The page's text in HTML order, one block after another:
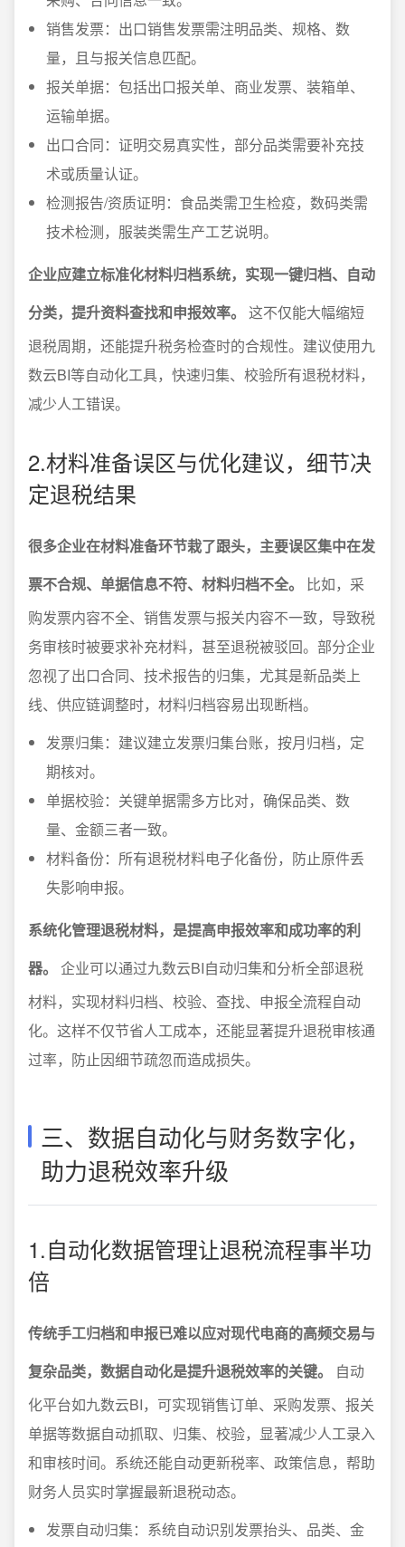
销售发票：出口销售发票需注明品类、规格、数
量，且与报关信息匹配。
报关单据：包括出口报关单、商业发票、装箱单、
运输单据。
出口合同：证明交易真实性，部分品类需要补充技
术或质量认证。
检测报告/资质证明：食品类需卫生检疫，数码类需
技术检测，服装类需生产工艺说明。
企业应建立标准化材料归档系统，实现一键归档、自动
分类，提升资料查找和申报效率。
这不仅能大幅缩短
退税周期，还能提升税务检查时的合规性。建议使用九
数云BI等自动化工具，快速归集、校验所有退税材料，
减少人工错误。
2.材料准备误区与优化建议，细节决
定退税结果
很多企业在材料准备环节栽了跟头，主要误区集中在发
票不合规、单据信息不符、材料归档不全。
比如，采
购发票内容不全、销售发票与报关内容不一致，导致税
务审核时被要求补充材料，甚至退税被驳回。部分企业
忽视了出口合同、技术报告的归集，尤其是新品类上
线、供应链调整时，材料归档容易出现断档。
发票归集：建议建立发票归集台账，按月归档，定
期核对。
单据校验：关键单据需多方比对，确保品类、数
量、金额三者一致。
材料备份：所有退税材料电子化备份，防止原件丢
失影响申报。
系统化管理退税材料，是提高申报效率和成功率的利
器。
企业可以通过九数云BI自动归集和分析全部退税
材料，实现材料归档、校验、查找、申报全流程自动
化。这样不仅节省人工成本，还能显著提升退税审核通
过率，防止因细节疏忽而造成损失。
三、数据自动化与财务数字化，
助力退税效率升级
1.自动化数据管理让退税流程事半功
倍
传统手工归档和申报已难以应对现代电商的高频交易与
复杂品类，数据自动化是提升退税效率的关键。
自动
化平台如九数云BI，可实现销售订单、采购发票、报关
单据等数据自动抓取、归集、校验，显著减少人工录入
和审核时间。系统还能自动更新税率、政策信息，帮助
财务人员实时掌握最新退税动态。
发票自动归集：系统自动识别发票抬头、品类、金